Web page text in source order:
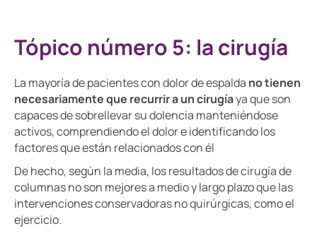
Tópico número 5: la cirugía
La mayoría de pacientes con dolor de espalda no tienen
necesariamente que recurrir a un cirugíaya que son
capaces de sobrellevar su dolencia manteniéndose
activos, comprendiendo el dolor e identificando los
factores que están relacionados con él
De hecho, según la media, los resultados de cirugía de
columnas no son mejores a medio y largo plazo que las
intervenciones conservadoras no quirúrgicas, como el
ejercicio.